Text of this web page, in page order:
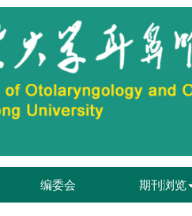
编委会 期刊浏览